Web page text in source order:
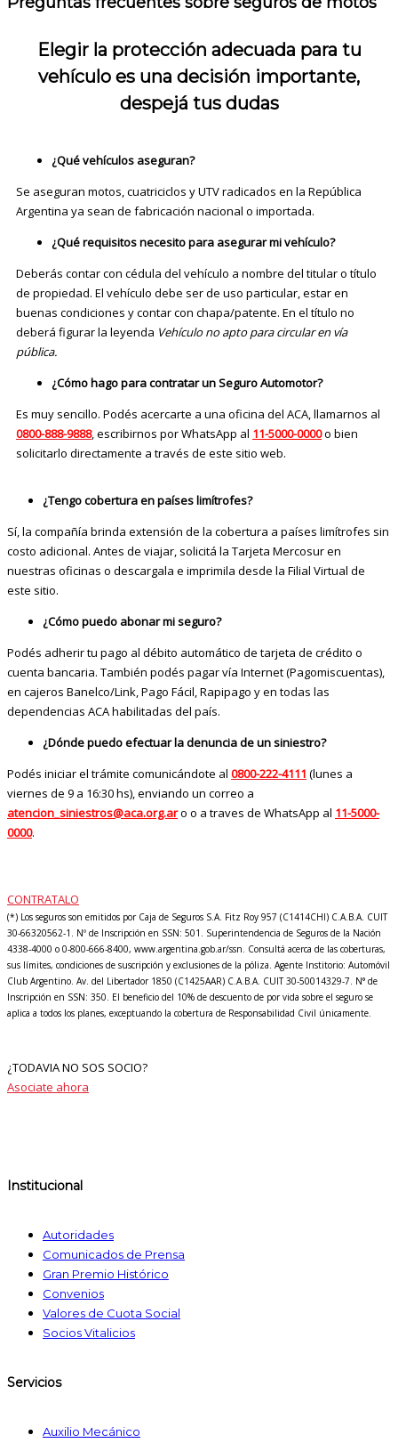
Elegir la protección adecuada para tu
vehículo es una decisión importante,
despejá tus dudas
¿Qué vehículos aseguran?
Se aseguran motos, cuatriciclos y UTV radicados en la República
Argentina ya sean de fabricación nacional o importada.
¿Qué requisitos necesito para asegurar mi vehículo?
Deberás contar con cédula del vehículo a nombre del titular o título
de propiedad. El vehículo debe ser de uso particular, estar en
buenas condiciones y contar con chapa/patente. En el título no
deberá figurar la leyenda Vehículo no apto para circular en vía
pública.
¿Cómo hago para contratar un Seguro Automotor?
Es muy sencillo. Podés acercarte a una oficina del ACA, llamarnos al
0800-888-9888, escribirnos por WhatsApp al 11-5000-0000o bien
solicitarlo directamente a través de este sitio web.
¿Tengo cobertura en países limítrofes?
Sí, la compañía brinda extensión de la cobertura a países limítrofes sin
costo adicional. Antes de viajar, solicitá la Tarjeta Mercosur en
nuestras oficinas o descargala e imprimila desde la Filial Virtual de
este sitio.
¿Cómo puedo abonar mi seguro?
Podés adherir tu pago al débito automático de tarjeta de crédito o
cuenta bancaria. También podés pagar vía Internet (Pagomiscuentas),
en cajeros Banelco/Link, Pago Fácil, Rapipago y en todas las
dependencias ACA habilitadas del país.
¿Dónde puedo efectuar la denuncia de un siniestro?
Podés iniciar el trámite comunicándote al 0800-222-4111 (lunes a
viernes de 9 a 16:30 hs), enviando un correo a
atencion_siniestros@aca.org.aro o a traves de WhatsApp al 11-5000-
0000.
CONTRATALO
(*) Los seguros son emitidos por Caja de Seguros S.A. Fitz Roy 957 (C1414CHI) C.A.B.A. CUIT
30-66320562-1. Nº de Inscripción en SSN: 501. Superintendencia de Seguros de la Nación
4338-4000 o 0-800-666-8400, www.argentina.gob.ar/ssn. Consultá acerca de las coberturas,
sus límites, condiciones de suscripción y exclusiones de la póliza. Agente Institorio: Automóvil
Club Argentino. Av. del Libertador 1850 (C1425AAR) C.A.B.A. CUIT 30-50014329-7. N° de
Inscripción en SSN: 350. El beneficio del 10% de descuento de por vida sobre el seguro se
aplica a todos los planes, exceptuando la cobertura de Responsabilidad Civil únicamente.
¿TODAVIA NO SOS SOCIO?
Asociate ahora
Institucional
Autoridades
Comunicados de Prensa
Gran Premio Histórico
Convenios
Valores de Cuota Social
Socios Vitalicios
Servicios
Auxilio Mecánico